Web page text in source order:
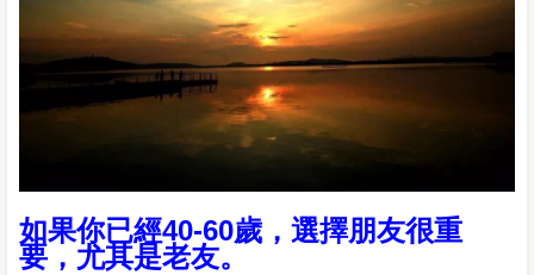
如果你已經40-60歲，選擇朋友很重
要，尤其是老友。